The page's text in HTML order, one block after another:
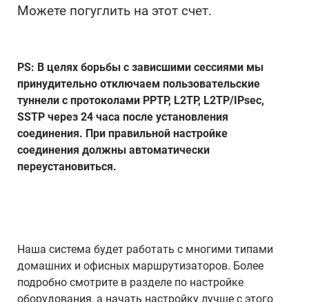
Можете погуглить на этот счет.
PS: В целях борьбы с зависшими сессиями мы
принудительно отключаем пользовательские
туннели с протоколами PPTP, L2TP, L2TP/IPsec,
SSTP через 24 часа после установления
соединения. При правильной настройке
соединения должны автоматически
переустановиться.
Наша система будет работать с многими типами
домашних и офисных маршрутизаторов. Более
подробно смотрите в разделе по настройке
оборудования, а начать настройку лучше с этого